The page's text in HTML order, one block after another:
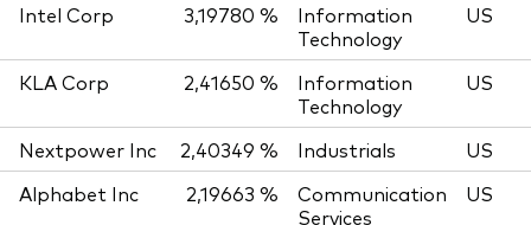
Intel Corp
3,19780 %
Information
Technology
US
KLA Corp 2,41650 %
Information
Technology
US
Nextpower Inc 2,40349 % Industrials
US
Alphabet Inc
2,19663 %
Communication
Services
US